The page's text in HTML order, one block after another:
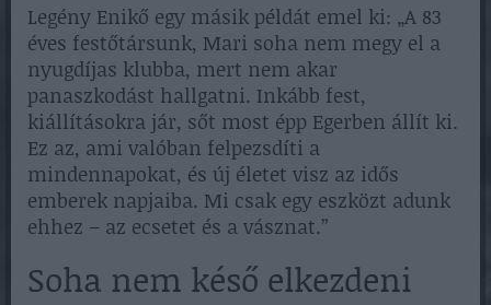
Legény Enikő egy másik példát emel ki: „A 83
éves festőtársunk, Mari soha nem megy el a
nyugdíjas klubba, mert nem akar
panaszkodást hallgatni. Inkább fest,
kiállításokra jár, sőt most épp Egerben állít ki.
Ez az, ami valóban felpezsdíti a
mindennapokat, és új életet visz az idős
emberek napjaiba. Mi csak egy eszközt adunk
ehhez – az ecsetet és a vásznat.”
Soha nem késő elkezdeni